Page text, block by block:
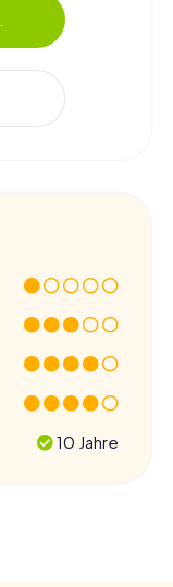
10 Jahre